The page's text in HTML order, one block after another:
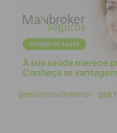
que
pública,” afirma
em comunicado.